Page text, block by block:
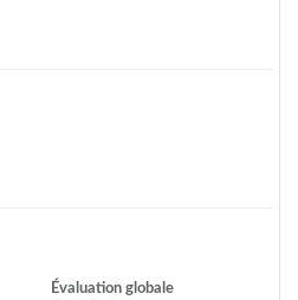
Évaluation globale